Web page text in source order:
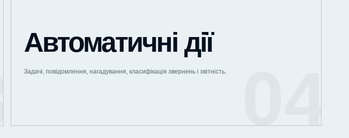
Автоматичні дії
Задачі, повідомлення, нагадування, класифікація звернень і звітність.